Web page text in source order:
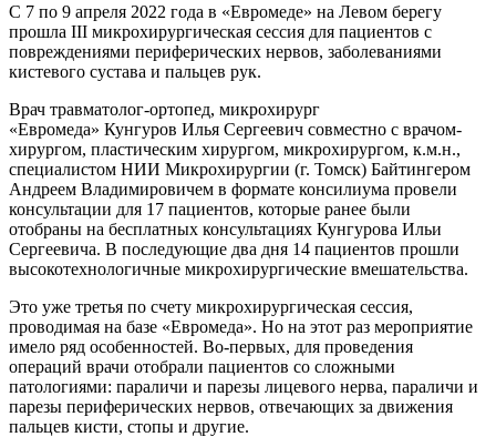
С 7 по 9 апреля 2022 года в «Евромеде» на Левом берегу
прошла III микрохирургическая сессия для пациентов с
повреждениями периферических нервов, заболеваниями
кистевого сустава и пальцев рук.
Врач травматолог-ортопед, микрохирург
«Евромеда» Кунгуров Илья Сергеевич совместно с врачом-
хирургом, пластическим хирургом, микрохирургом, к.м.н.,
специалистом НИИ Микрохирургии (г. Томск) Байтингером
Андреем Владимировичем в формате консилиума провели
консультации для 17 пациентов, которые ранее были
отобраны на бесплатных консультациях Кунгурова Ильи
Сергеевича. В последующие два дня 14 пациентов прошли
высокотехнологичные микрохирургические вмешательства.
Это уже третья по счету микрохирургическая сессия,
проводимая на базе «Евромеда». Но на этот раз мероприятие
имело ряд особенностей. Во-первых, для проведения
операций врачи отобрали пациентов со сложными
патологиями: параличи и парезы лицевого нерва, параличи и
парезы периферических нервов, отвечающих за движения
пальцев кисти, стопы и другие.